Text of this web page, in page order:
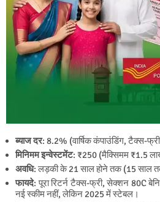
ब्याज दर: 8.2% (वार्षिक कंपाउंडिंग, टैक्स-
मिनिमम इन्वेस्टमेंट: ₹250 (मैक्सिमम ₹1.5
अवधि: लड़की के 21 साल होने तक (15 साल
फायदे: पूरा रिटर्न टैक्स-फ्री, सेक्शन 80C
नई स्कीम नहीं, लेकिन 2025 में स्टेबल।